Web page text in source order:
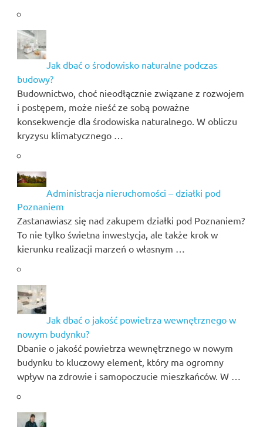
Jak dbać o środowisko naturalne podczas
budowy?
Budownictwo, choć nieodłącznie związane z rozwojem
i postępem, może nieść ze sobą poważne
konsekwencje dla środowiska naturalnego. W obliczu
kryzysu klimatycznego …
Administracja nieruchomości – działki pod
Poznaniem
Zastanawiasz się nad zakupem działki pod Poznaniem?
To nie tylko świetna inwestycja, ale także krok w
kierunku realizacji marzeń o własnym …
Jak dbać o jakość powietrza wewnętrznego w
nowym budynku?
Dbanie o jakość powietrza wewnętrznego w nowym
budynku to kluczowy element, który ma ogromny
wpływ na zdrowie i samopoczucie mieszkańców. W …